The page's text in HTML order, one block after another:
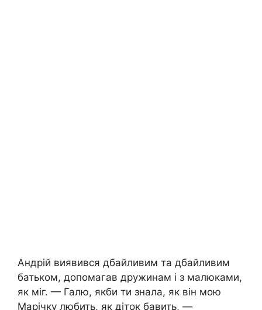
Андрій виявився дбайливим та дбайливим
батьком, допомагав дружинам і з малюками,
як міг. — Галю, якби ти знала, як він мою
Марічку любить, як діток бавить, —